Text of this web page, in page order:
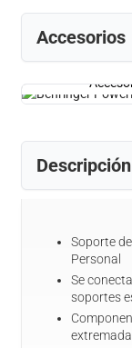
Accesorios
Descripción
Soporte
Personal
Se conecta
soportes